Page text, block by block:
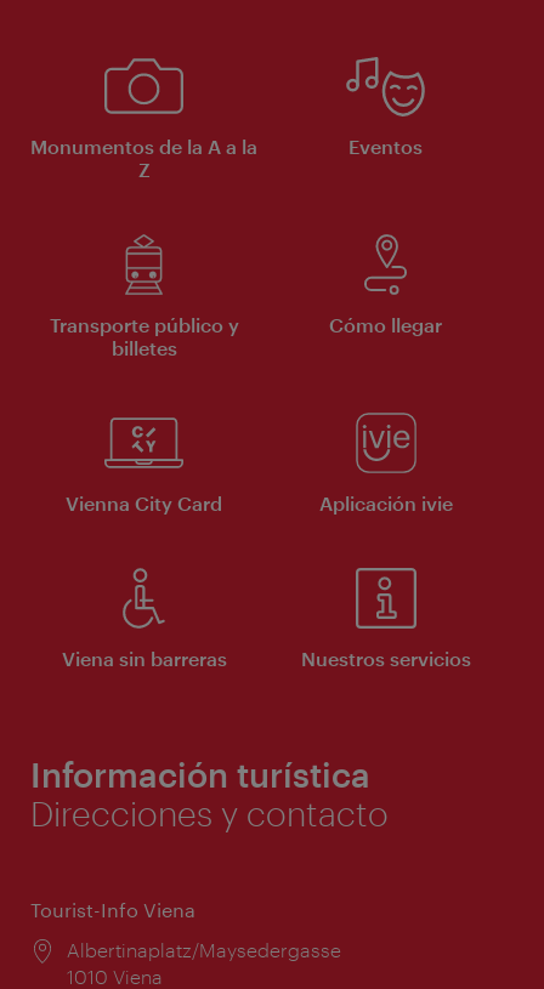
Monumentos de la A a la
Z
Eventos
Transporte público y
billetes
Cómo llegar
Vienna City Card Aplicación ivie
Viena sin barreras Nuestros servicios
Información turística
Direcciones y contacto
Tourist-Info Viena
Lugar:
Albertinaplatz/Maysedergasse
1010 Viena